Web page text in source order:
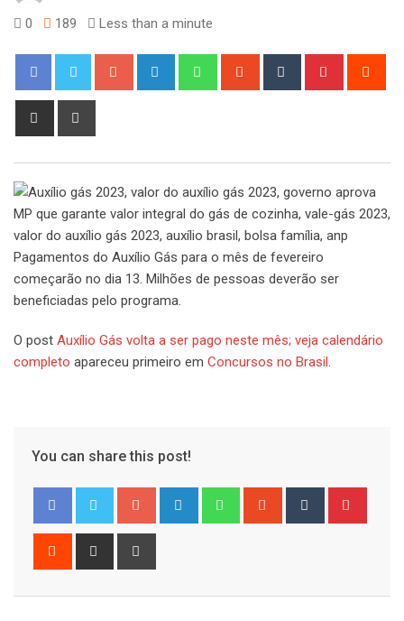
0 189 Less than a minute
Google+ LinkedIn WhatsappStumbleUpon
Tumblr Pinterest
Share
Pagamentos do Auxílio Gás para o mês de fevereiro
começarão no dia 13. Milhões de pessoas deverão ser
beneficiadas pelo programa.
O post Auxílio Gás volta a ser pago neste mês; veja calendário
completo apareceu primeiro em Concursos no Brasil .
You can share this post!
Google+ LinkedIn WhatsappStumbleUpon
Tumblr
Reddit
Share